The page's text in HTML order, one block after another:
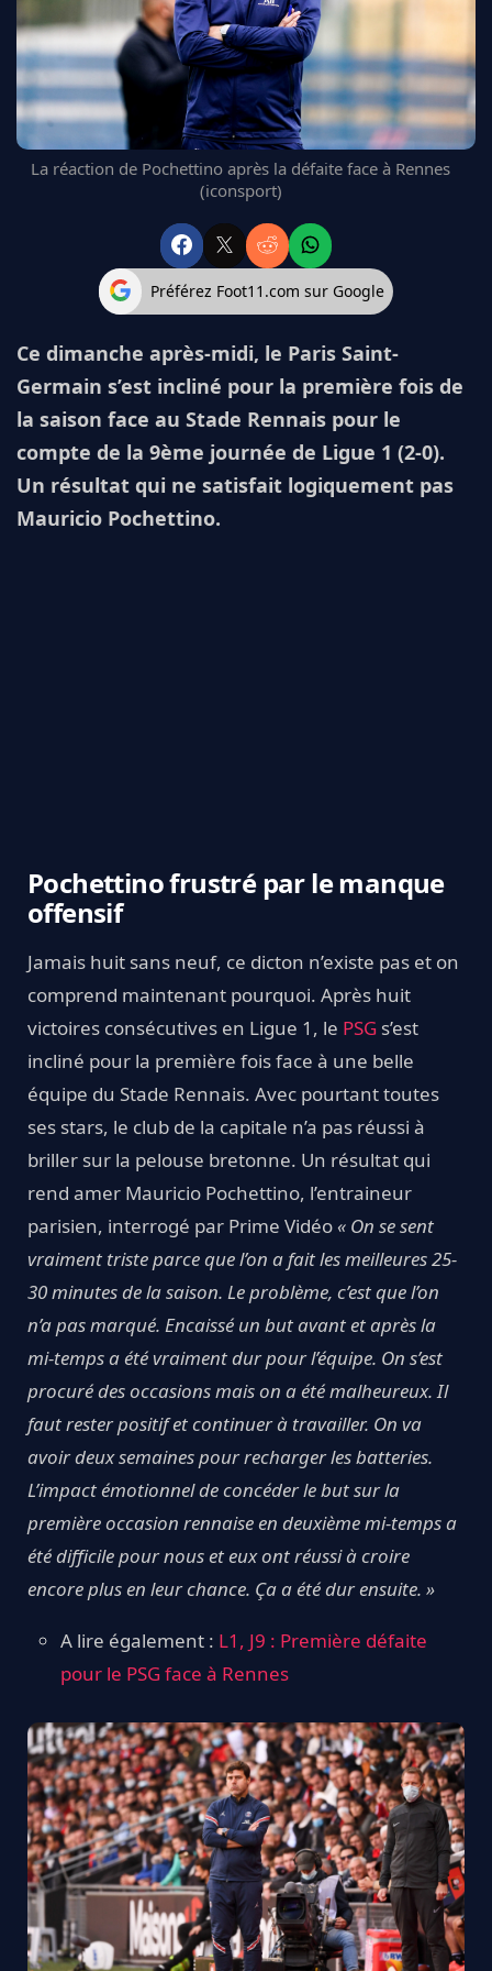
FC BARCELONE
MANCHESTER UNITED
CHELSEA
ARSENAL
BAYERN
L'AVIS DE LA RÉDAC'
La réaction de Pochettino après la défaite face à Rennes
(iconsport)
Préférez Foot11.com sur Google
Ce dimanche après-midi, le Paris Saint-
Germain s’est incliné pour la première fois de
la saison face au Stade Rennais pour le
compte de la 9ème journée de Ligue 1 (2-0).
Un résultat qui ne satisfait logiquement pas
Mauricio Pochettino.
Pochettino frustré par le manque
offensif
Jamais huit sans neuf, ce dicton n’existe pas et on
comprend maintenant pourquoi. Après huit
victoires consécutives en Ligue 1, le PSG s’est
incliné pour la première fois face à une belle
équipe du Stade Rennais. Avec pourtant toutes
ses stars, le club de la capitale n’a pas réussi à
briller sur la pelouse bretonne. Un résultat qui
rend amer Mauricio Pochettino, l’entraineur
parisien, interrogé par Prime Vidéo« On se sent
vraiment triste parce que l’on a fait les meilleures 25-
30 minutes de la saison. Le problème, c’est que l’on
n’a pas marqué. Encaissé un but avant et après la
mi-temps a été vraiment dur pour l’équipe. On s’est
procuré des occasions mais on a été malheureux. Il
faut rester positif et continuer à travailler. On va
avoir deux semaines pour recharger les batteries.
L’impact émotionnel de concéder le but sur la
première occasion rennaise en deuxième mi-temps a
été difficile pour nous et eux ont réussi à croire
encore plus en leur chance. Ça a été dur ensuite. »
A lire également : L1, J9 : Première défaite
pour le PSG face à Rennes